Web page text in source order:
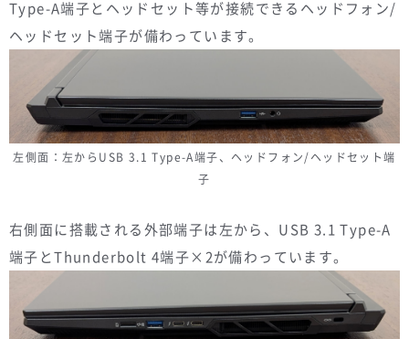
Type-A端子とヘッドセット等が接続できるヘッドフォン/
ヘッドセット端子が備わっています。
左側面：左からUSB 3.1 Type-A端子、ヘッドフォン/ヘッドセット端
子
右側面に搭載される外部端子は左から、USB 3.1 Type-A
端子とThunderbolt 4端子×2が備わっています。